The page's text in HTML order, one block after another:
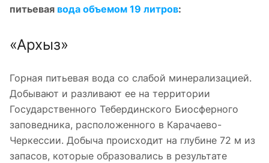
питьевая вода объемом 19 литров:
«Архыз»
Горная питьевая вода со слабой минерализацией.
Добывают и разливают ее на территории
Государственного Тебердинского Биосферного
заповедника, расположенного в Карачаево-
Черкессии. Добыча происходит на глубине 72 м из
запасов, которые образовались в результате